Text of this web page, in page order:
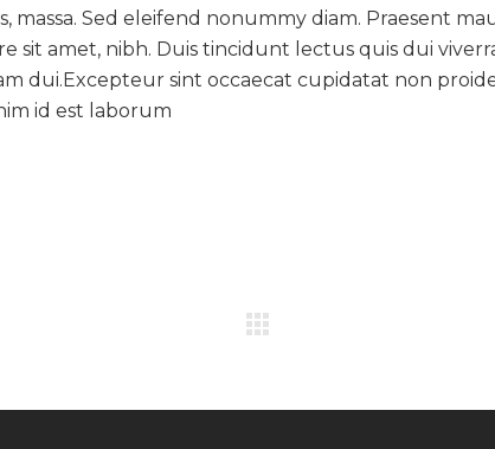
massa. Sed eleifend nonummy diam. Praesent
sit amet, nibh. Duis tincidunt lectus quis dui
dui.Excepteur sint occaecat cupidatat non
id est laborum